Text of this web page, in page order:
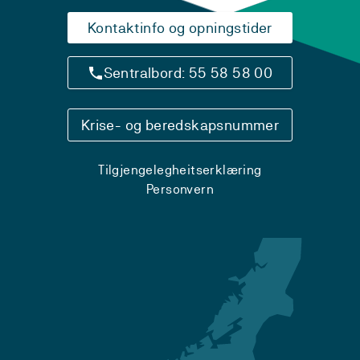
Kontaktinfo og opningstider
Sentralbord: 55 58 58 00
Krise- og beredskapsnummer
Tilgjengelegheitserklæring
Personvern